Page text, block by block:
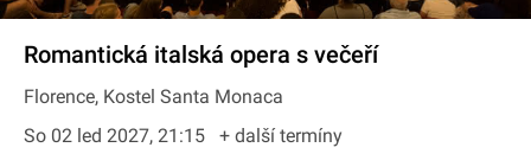
Romantická italská opera s večeří
Florence, Kostel Santa Monaca
So 02 led 2027, 21:15
+ další termíny